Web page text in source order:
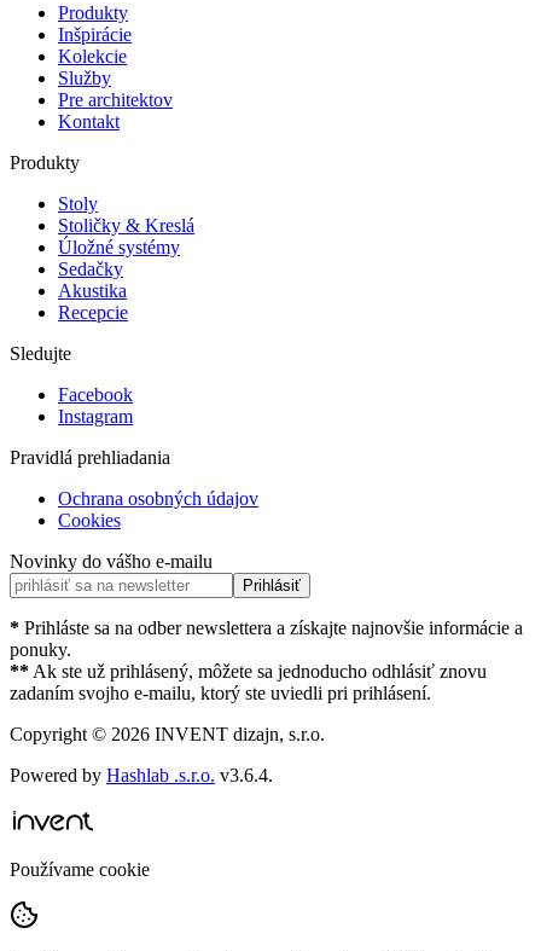
Produkty
Inšpirácie
Kolekcie
Služby
Pre architektov
Kontakt
Produkty
Stoly
Stoličky & Kreslá
Úložné systémy
Sedačky
Akustika
Recepcie
Sledujte
Facebook
Instagram
Pravidlá prehliadania
Ochrana osobných údajov
Cookies
Novinky do vášho e-mailu
Prihlásiť
* Prihláste sa na odber newslettera a získajte najnovšie informácie a
ponuky.
** Ak ste už prihlásený, môžete sa jednoducho odhlásiť znovu
zadaním svojho e-mailu, ktorý ste uviedli pri prihlásení.
Copyright © 2026 INVENT dizajn, s.r.o.
Powered by Hashlab .s.r.o. v3.6.4.
Používame cookie